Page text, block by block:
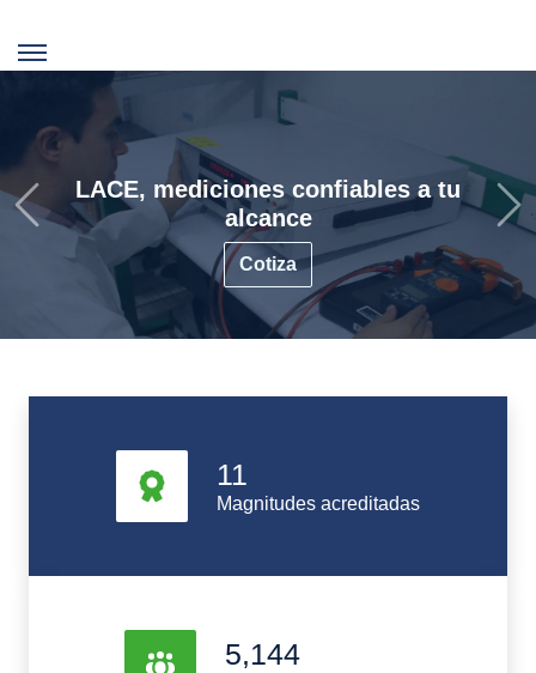
Soluciones metrológicas a la medida de
tus necesidades
Cotiza
11
Magnitudes acreditadas
5,144